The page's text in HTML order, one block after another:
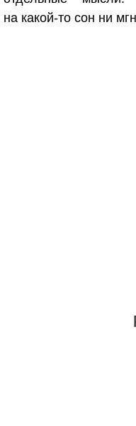
на какой-то сон ни